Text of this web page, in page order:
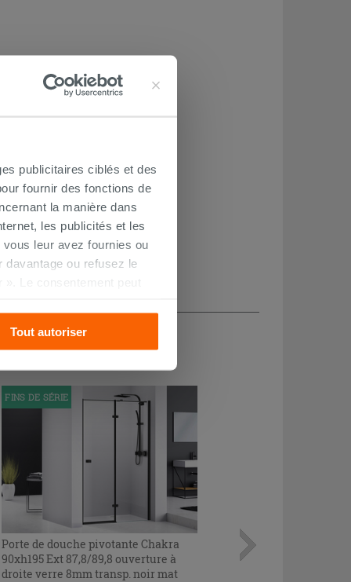
publicitaires ciblés et des
fournir des fonctions de
la manière dans
les publicités et les
leur avez fournies ou
davantage ou refusez le
». Le consentement peut
Tout autoriser
FINS DE SÉRIE
Porte de douche pivotante Chakra
90xh195 Ext 87,8/89,8 ouverture à
droite verre 8mm transp. noir mat